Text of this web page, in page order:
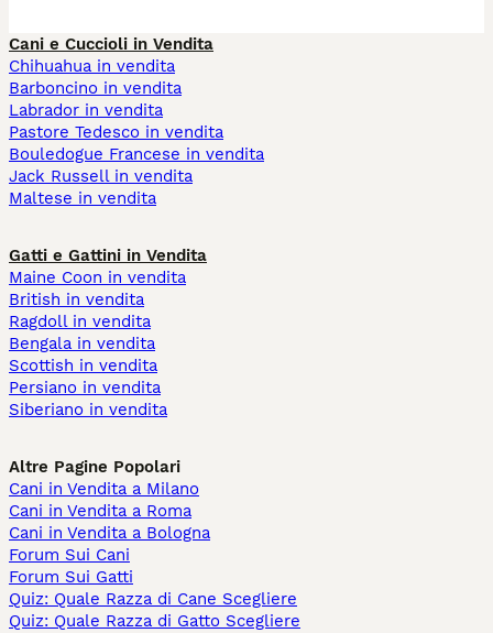
Cani e Cuccioli in Vendita
Chihuahua in vendita
Barboncino in vendita
Labrador in vendita
Pastore Tedesco in vendita
Bouledogue Francese in vendita
Jack Russell in vendita
Maltese in vendita
Gatti e Gattini in Vendita
Maine Coon in vendita
British in vendita
Ragdoll in vendita
Bengala in vendita
Scottish in vendita
Persiano in vendita
Siberiano in vendita
Altre Pagine Popolari
Cani in Vendita a Milano
Cani in Vendita a Roma
Cani in Vendita a Bologna
Forum Sui Cani
Forum Sui Gatti
Quiz: Quale Razza di Cane Scegliere
Quiz: Quale Razza di Gatto Scegliere